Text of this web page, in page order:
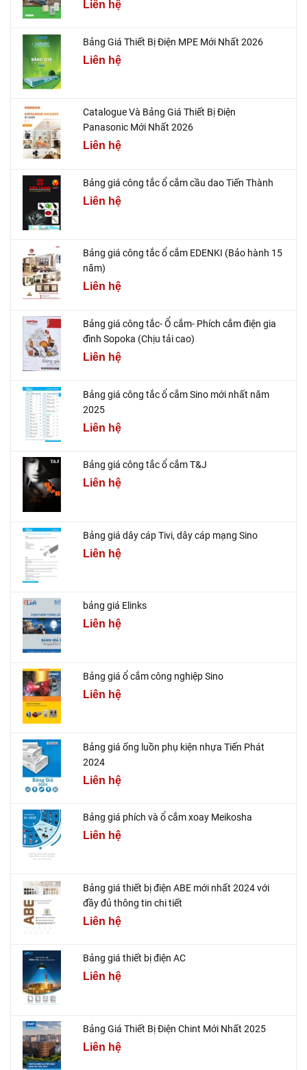
Liên hệ
Bảng Giá Thiết Bị Điện MPE Mới Nhất 2026
Liên hệ
Catalogue Và Bảng Giá Thiết Bị Điện
Panasonic Mới Nhất 2026
Liên hệ
Bảng giá công tắc ổ cắm cầu dao Tiến Thành
Liên hệ
Bảng giá công tắc ổ cắm EDENKI (Bảo hành 15
năm)
Liên hệ
Bảng giá công tắc- Ổ cắm- Phích cắm điện gia
đình Sopoka (Chịu tải cao)
Liên hệ
Bảng giá công tắc ổ cắm Sino mới nhất năm
2025
Liên hệ
Bảng giá công tắc ổ cắm T&J
Liên hệ
Bảng giá dây cáp Tivi, dây cáp mạng Sino
Liên hệ
bảng giá Elinks
Liên hệ
Bảng giá ổ cắm công nghiệp Sino
Liên hệ
Bảng giá ống luồn phụ kiện nhựa Tiến Phát
2024
Liên hệ
Bảng giá phích và ổ cắm xoay Meikosha
Liên hệ
Bảng giá thiết bị điện ABE mới nhất 2024 với
đầy đủ thông tin chi tiết
Liên hệ
Bảng giá thiết bị điện AC
Liên hệ
Bảng Giá Thiết Bị Điện Chint Mới Nhất 2025
Liên hệ